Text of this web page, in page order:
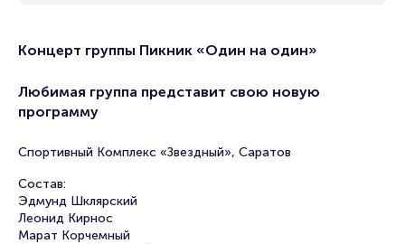
Концерт группы Пикник «Один на один»
Любимая группа представит свою новую
программу
Спортивный Комплекс «Звездный», Саратов
Состав:
Эдмунд Шклярский
Леонид Кирнос
Марат Корчемный